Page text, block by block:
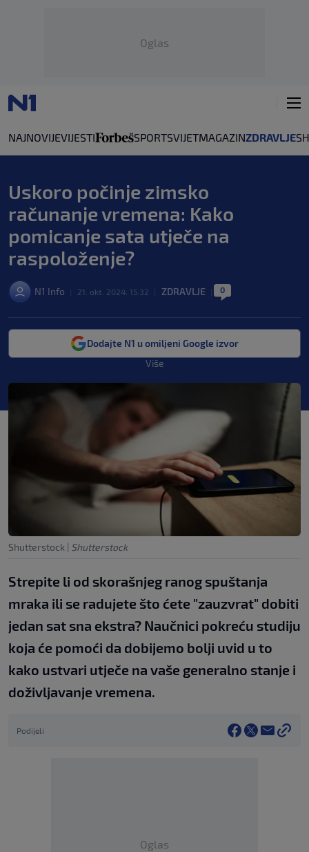
Oglas
NAJNOVIJEVIJESTI SPORTSVIJETMAGAZINZDRAVLJE
Uskoro počinje zimsko
računanje vremena: Kako
pomicanje sata utječe na
raspoloženje?
N1 Info 21. okt. 2024. 15:32 ZDRAVLJE 0
Dodajte N1 u omiljeni Google izvor
Više
Shutterstock | Shutterstock
Strepite li od skorašnjeg ranog spuštanja
mraka ili se radujete što ćete "zauzvrat" dobiti
jedan sat sna ekstra? Naučnici pokreću studiju
koja će pomoći da dobijemo bolji uvid u to
kako ustvari utječe na vaše generalno stanje i
doživljavanje vremena.
Podijeli
Oglas